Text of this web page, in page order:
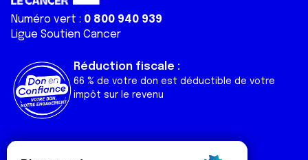
Numéro vert : 0 800 940 939
Ligue Soutien Cancer
Réduction fiscale :
66 % de votre don est déductible de votre
impôt sur le revenu
Liens utiles